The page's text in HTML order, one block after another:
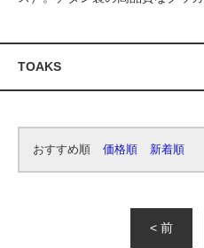
TOAKS
おすすめ順 価格順 新着順
< 前